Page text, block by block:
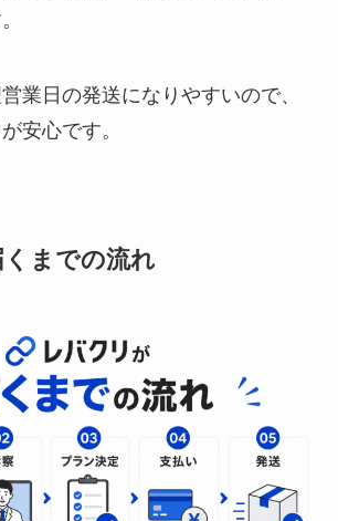
業日の発送になりやすいので、
安心です。
までの流れ